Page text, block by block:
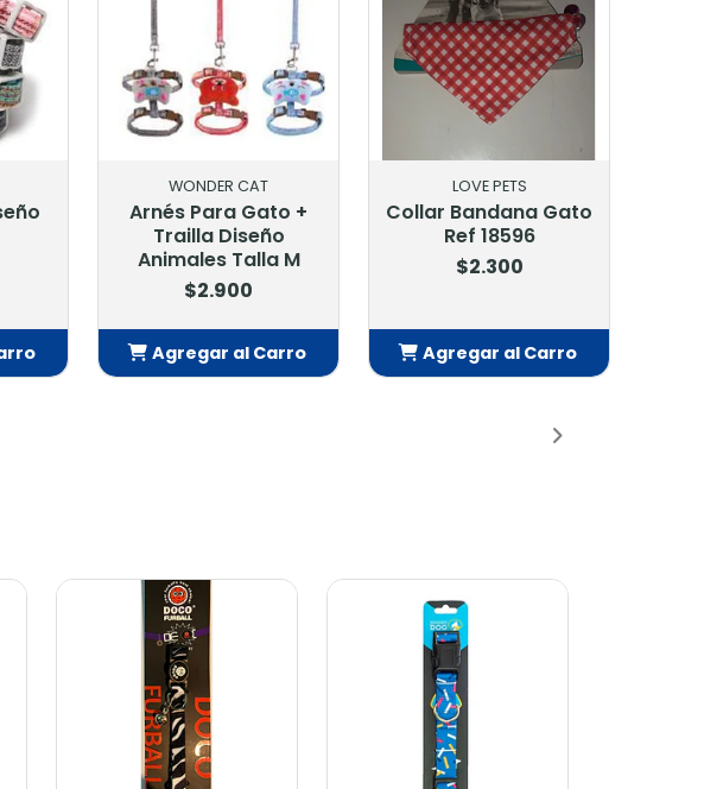
WONDER CAT
Collar Anti Ahorque
Diseño Espina De Pez
Jw-Z2003
$1.900
Agregar al Carro
WONDER CAT
Collar Antiahorque
Gato/Perro Pequeño
Pq-017
Agregar al Carro